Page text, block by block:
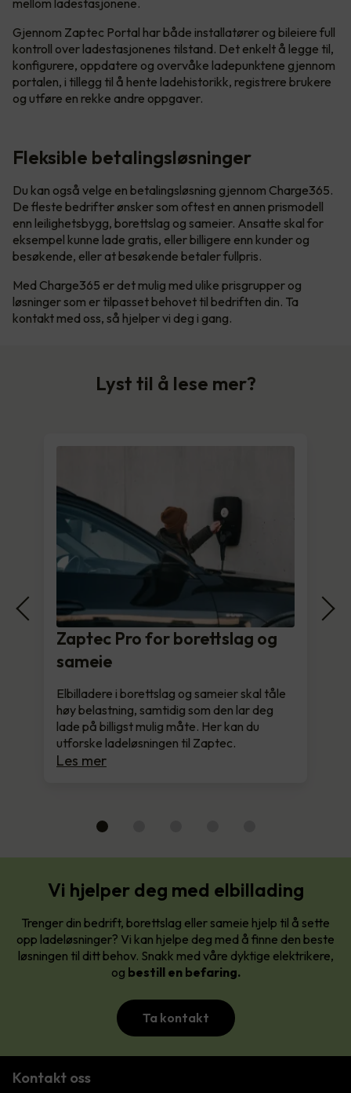
mellom ladestasjonene.
Gjennom Zaptec Portal har både installatører og bileiere full
kontroll over ladestasjonenes tilstand. Det enkelt å legge til,
konfigurere, oppdatere og overvåke ladepunktene gjennom
portalen, i tillegg til å hente ladehistorikk, registrere brukere
og utføre en rekke andre oppgaver.
Fleksible betalingsløsninger
Du kan også velge en betalingsløsning gjennom Charge365.
De fleste bedrifter ønsker som oftest en annen prismodell
enn leilighetsbygg, borettslag og sameier. Ansatte skal for
eksempel kunne lade gratis, eller billigere enn kunder og
besøkende, eller at besøkende betaler fullpris.
Med Charge365 er det mulig med ulike prisgrupper og
løsninger som er tilpasset behovet til bedriften din. Ta
kontakt med oss, så hjelper vi deg i gang.
Lyst til å lese mer?
Zaptec Pro for borettslag og
sameie
Elbilladere i borettslag og sameier skal tåle
høy belastning, samtidig som den lar deg
lade på billigst mulig måte. Her kan du
utforske ladeløsningen til Zaptec.
Les mer
Vi hjelper deg med elbillading
Trenger din bedrift, borettslag eller sameie hjelp til å sette
opp ladeløsninger? Vi kan hjelpe deg med å finne den beste
løsningen til ditt behov. Snakk med våre dyktige elektrikere,
og bestill en befaring.
Ta kontakt
Kontakt oss